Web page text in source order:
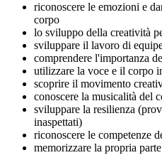
riconoscere le emozioni e
corpo
lo sviluppo della creatività
sviluppare il lavoro di
comprendere l'importanza
utilizzare la voce e il corpo
scoprire il movimento
conoscere la musicalità del
sviluppare la resilienza
inaspettati)
riconoscere le competenze
memorizzare la propria parte